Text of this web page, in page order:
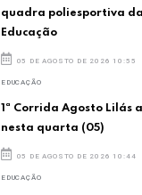
quadra poliesportiva
Educação
05 DE AGOSTO DE 2026 10:55
EDUCAÇÃO
1ª Corrida Agosto Lilás
nesta quarta (05)
05 DE AGOSTO DE 2026 10:44
EDUCAÇÃO